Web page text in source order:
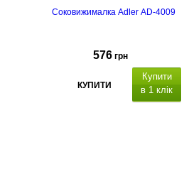
Соковижималка Adler AD-4009
576 грн
КУПИТИ
Купити
в 1 клік